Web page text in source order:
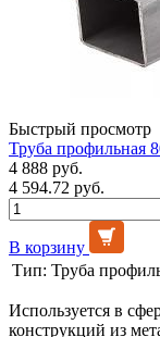
Быстрый просмотр
Труба профильная
4 888 руб.
4 594.72 руб.
В корзину
Тип: Труба
Используется в
конструкций из